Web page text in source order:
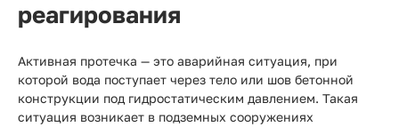
товаров
Прайс-
лист
реагирования
Активная протечка — это аварийная ситуация, при
которой вода поступает через тело или шов бетонной
конструкции под гидростатическим давлением. Такая
ситуация возникает в подземных сооружениях